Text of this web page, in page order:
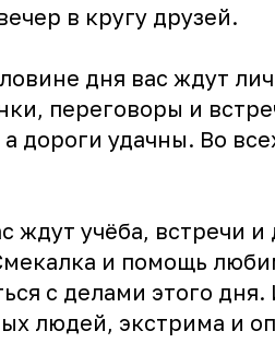
в кругу друзей.
дня вас ждут
переговоры и
дороги удачны. Во
ждут учёба, встречи
и помощь
с делами этого дня.
людей, экстрима и